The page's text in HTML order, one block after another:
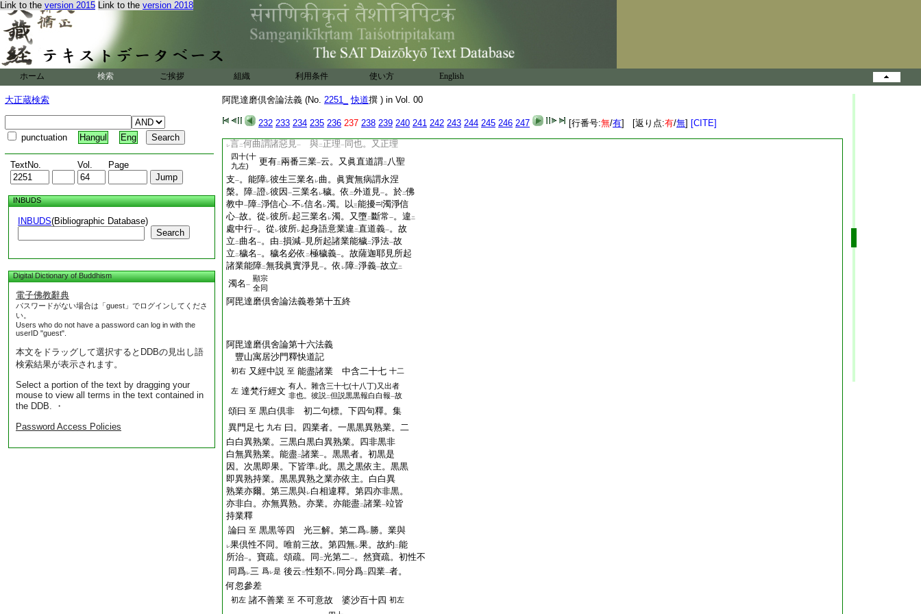
Link to the version 2015 Link to the version 2018
ホーム 検索 ご挨拶 組織 利用条件 使い方 English
大正蔵検索
punctuation Hangul Eng
TextNo. Vol. Page
INBUDS
INBUDS(Bibliographic Database)
Search
Digital Dictionary of Buddhism
電子佛教辭典
パスワードがない場合は「guest」でログインしてくださ
い。
Users who do not have a password can log in with the
userID "guest".
本文をドラッグして選択するとDDBの見出し語
検索結果が表示されます。
Select a portion of the text by dragging your
mouse to view all terms in the text contained in
the DDB. ・
Password Access Policies
阿毘達磨倶舍論法義 (No. 2251_ 快道撰 ) in Vol. 00
232 233 234 235 236 237 238 239 240 241 242 243 244 245 246 247 [行番号:無/有] [返り点:有/無] [CITE]
問。婆沙百二十六云。地獄無。心常亂故。心
狂亂者。謂時非 恒。今爲同 レ彼不。答。義全
彼。於 レ了 二是非 一 有 此心狂一。地獄已不 レ 了。
此心狂
證法性故 下明 聖者差別 爲
二。初辨 聖中除レ佛。餘唯有第四
。此中無有
者。明本爾也。然鮮本。及正理。顯宗。光記。頌
疏作二 容有 一爲レ正。二無異熟下明二餘四因
二十一 四左 釋 諂云。諂謂心曲。諸見等流。如
レ言二何曲謂諸惡見一 與二 正理一 同也。又正理
四十(十
九左)
更有二兩番三業一云。又眞直道謂二 八聖
支一。能障レ彼生三業名 レ曲。眞實無病謂永涅
槃。障二證レ彼因 一三業名 レ穢。依 二外道見一。於二佛
教中一障二淨信心一不 レ信名 レ濁。以三能擾
濁淨信
心一故。從 レ彼所レ起三業名 レ濁。又墮二 斷常一。違 二
處中行一。從 レ彼所レ起身語意業違 二直道義一。故
立 二 曲名 一。由 二損減一 見所起諸業能穢二淨法一故
立 二穢名 一。穢名必依 二極穢義一。故薩迦耶見所起
諸業能障二無我眞實淨見一。依 レ障二淨義一故立 二
濁名 一
顯宗
全同
阿毘達磨倶舍論法義卷第十五終
阿毘達磨倶舍論第十六法義
豐山寓居沙門釋快道記
初右 又經中説 至 能盡諸業 中含二十七 十二
左 達梵行經文 有人。雜含三十七(十八丁)又出者
非也。彼説 二但説黒黒報白白報一故
頌曰 至 黒白倶非 初二句標。下四句釋。集
異門足七 九右 曰。四業者。一黒黒異熟業。二
白白異熟業。三黒白黒白異熟業。四非黒非
白無異熟業。能盡二諸業一。黒黒者。初黒是
因。次黒即果。下皆準レ此。黒之黒依主。黒黒
即異熟持業。黒黒異熟之業亦依主。白白異
熟業亦爾。第三黒與レ白相違釋。第四亦非黒。
亦非白。亦無異熟。亦業。亦能盡二諸業一竝皆
持業釋
論曰 至 黒黒等四 光三解。第二爲レ勝。業與
レ果倶性不同。唯前三故。第四無レ果。故約 二能
所治一。寶疏。頌疏。同 二光第二一。然寶疏。初性不
同爲レ三 爲レ是 後云三性類不 レ 同分爲二 四業一者。
何忽參差
初左 諸不善業 至 不可意故 婆沙百十四 初左